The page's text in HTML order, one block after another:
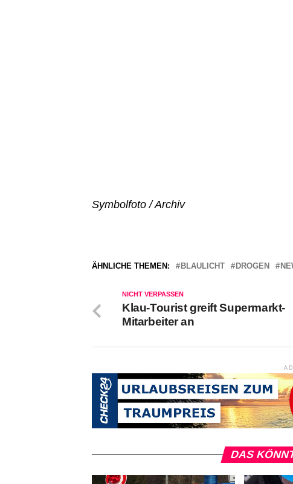
Symbolfoto / Archiv
ÄHNLICHE THEMEN: BLAULICHT DROGEN
NICHT VERPASSEN
Klau-Tourist greift Supermarkt-
Mitarbeiter an
DAS